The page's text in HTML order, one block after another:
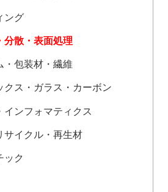
ング
分散・表面処理
・包装材・繊維
クス・ガラス・カーボン
インフォマティクス
サイクル・再生材
ック